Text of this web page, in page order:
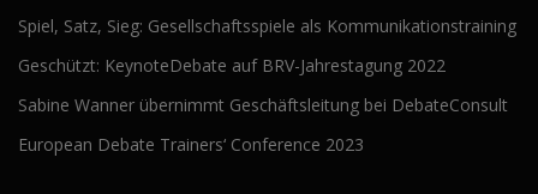
Spiel, Satz, Sieg: Gesellschaftsspiele als Kommunikationstraining
Geschützt: KeynoteDebate auf BRV-Jahrestagung 2022
Sabine Wanner übernimmt Geschäftsleitung bei DebateConsult
European Debate Trainers‘ Conference 2023